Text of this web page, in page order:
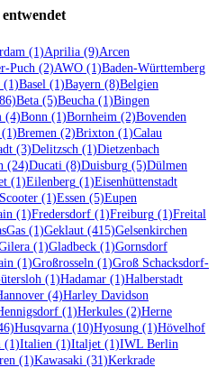
(1)Aprilia (9)Arcen
Puch (2)AWO (1)Baden-Württemberg
(1)Basel (1)Bayern (8)Belgien
Beta (5)Beucha (1)Bingen
(4)Bonn (1)Bornheim (2)Bovenden
(1)Bremen (2)Brixton (1)Calau
(3)Delitzsch (1)Dietzenbach
(24)Ducati (8)Duisburg (5)Dülmen
(1)Eilenberg (1)Eisenhüttenstadt
(1)Essen (5)Eupen
(1)Fredersdorf (1)Freiburg (1)Freital
(1)Geklaut (415)Gelsenkirchen
(1)Gladbeck (1)Gornsdorf
(1)Großrosseln (1)Groß Schacksdorf-
(1)Hadamar (1)Halberstadt
(4)Harley Davidson
(1)Herkules (2)Herne
Husqvarna (10)Hyosung (1)Hövelhof
(1)Italien (1)Italjet (1)IWL Berlin
(1)Kawasaki (31)Kerkrade